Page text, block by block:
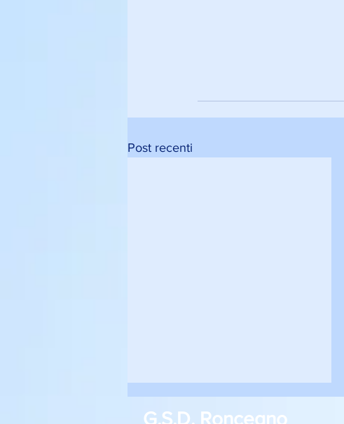
Post recenti
G.S.D. Roncegno